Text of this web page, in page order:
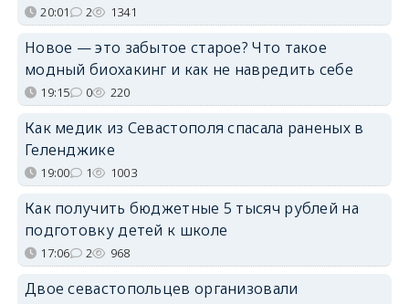
20:01 2 1341
Новое — это забытое старое? Что такое
модный биохакинг и как не навредить себе
19:15 0 220
Как медик из Севастополя спасала раненых в
Геленджике
19:00 1 1003
Как получить бюджетные 5 тысяч рублей на
подготовку детей к школе
17:06 2 968
Двое севастопольцев организовали